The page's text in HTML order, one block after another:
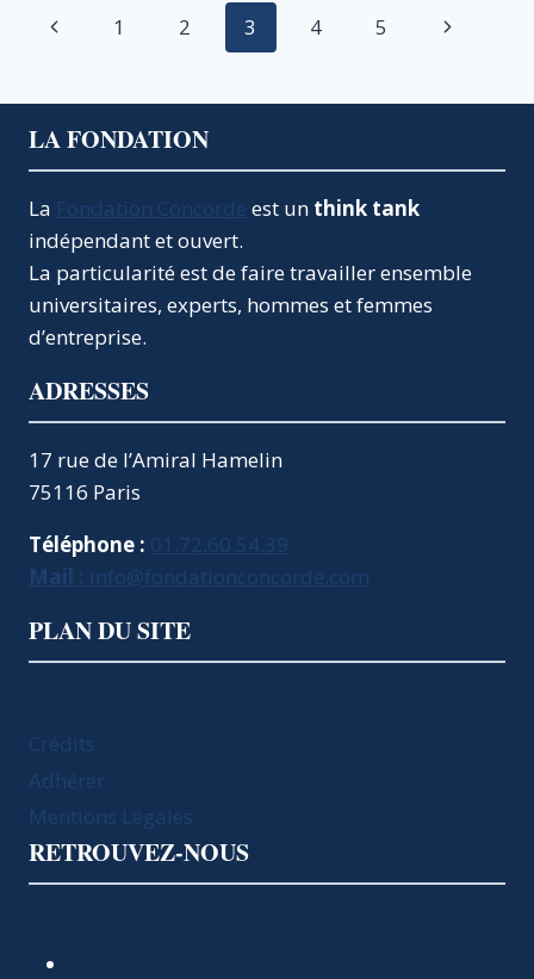
L’EMPLOI
EN
PLACE
DES
GROUPES
D’ENTREPRENEURS
CRÉATION
DES
RÉSEAUX
Navigation
page
Page
1 2 3 4 5
Page
LA FONDATION
La Fondation Concorde est un think tank
indépendant et ouvert.
La particularité est de faire travailler ensemble
universitaires, experts, hommes et femmes
d’entreprise.
ADRESSES
17 rue de l’Amiral Hamelin
75116 Paris
Téléphone : 01.72.60.54.39
Mail : info@fondationconcorde.com
PLAN DU SITE
Crédits
Adhérer
Mentions Légales
RETROUVEZ-NOUS